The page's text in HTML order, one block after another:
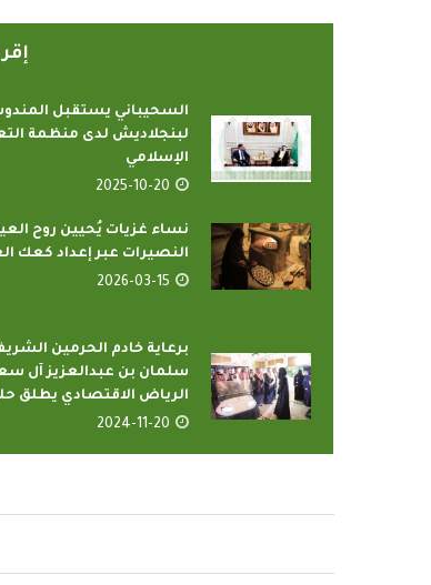
السحيباني يستقبل
لبنجلاديش لدى منظمة
الإسلامي
2025-10-20
نساء غزيات يُحيين روح
النصيرات عبر إعداد كعك
2026-03-15
برعاية خادم الحرمين
سلمان بن عبدالعزيز آل
الرياض الاقتصادي يطلق
2024-11-20